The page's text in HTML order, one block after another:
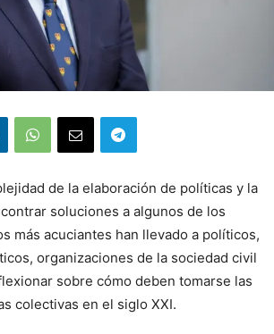
de la elaboración de políticas y la
soluciones a algunos de los
más acuciantes han llevado a políticos,
organizaciones de la sociedad civil
sobre cómo deben tomarse las
colectivas en el siglo XXI.